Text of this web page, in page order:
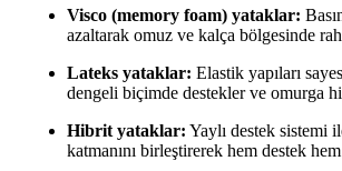
Visco (memory foam) yataklar:
azaltarak omuz ve kalça bölgesinde
Lateks yataklar: Elastik yapıları
dengeli biçimde destekler ve omurga
Hibrit yataklar: Yaylı destek sistemi
katmanını birleştirerek hem destek